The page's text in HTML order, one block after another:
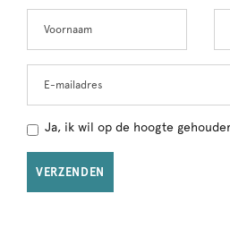
this
Ja, ik wil op de hoogte
VERZENDEN